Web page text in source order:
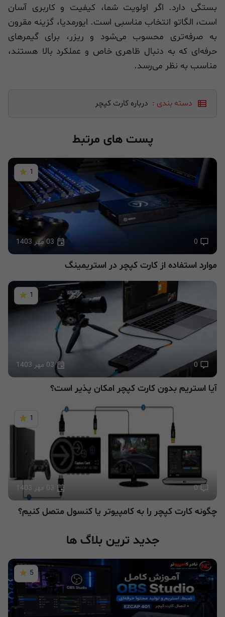
بستگی دارد. اگر اولویت شما، کیفیت و کاربری آسان
است، الگاتو انتخاب مناسبی است. ایورمدیا، گزینه مقرون
به صرفه‌تری محسوب می‌شود و ریزر، برای گیمرهای
حرفه‌ای که به دنبال ظاهری خاص و عملکرد بالا هستند،
مناسب به نظر می‌رسد.
دسته بندی : درباره کارت کپچر
پست های مرتبط
03 مهر 1403
1
0
موارد استفاده از کارت کپچر در استریمینگ
03 مهر 1403
1
0
آیا استریم بدون کارت کپچر امکان پذیر است؟
03 مهر 1403
1
0
چگونه کارت کپچر را به کامپیوتر یا کنسول متصل کنیم؟
جدید ترین بلاگ ها
5